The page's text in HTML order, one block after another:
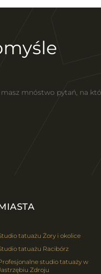
mnóstwo pytań, na
tatuażu Żory i okolice
tatuażu Racibórz
studio tatuaży w
Zdroju